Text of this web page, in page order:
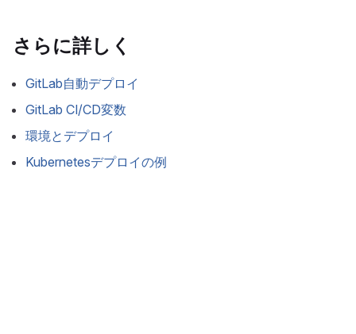
さらに詳しく
GitLab自動デプロイ
GitLab CI/CD変数
環境とデプロイ
Kubernetesデプロイの例